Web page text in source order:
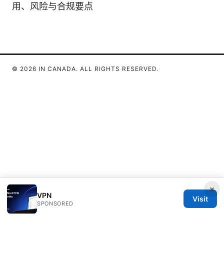
用、风险与合规要点
×
VPN
SPONSORED
Visit
© 2026 IN CANADA. ALL RIGHTS RESERVED.